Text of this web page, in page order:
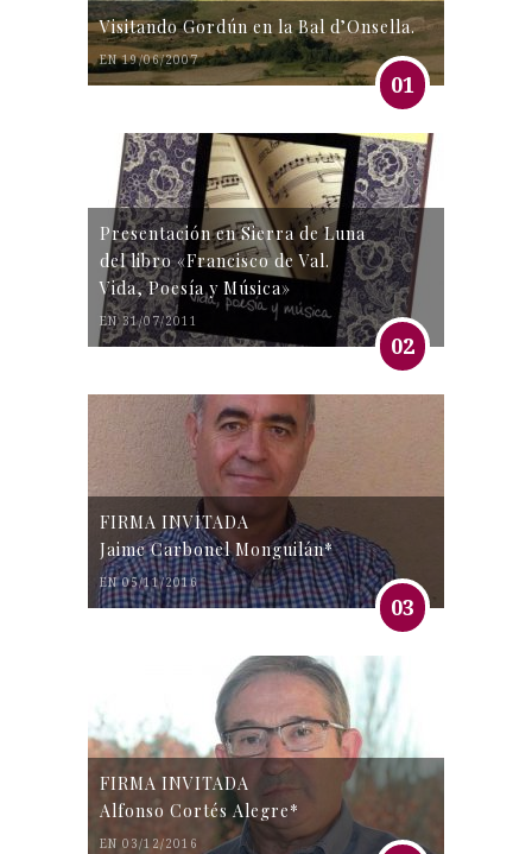
Visitando Gordún en la Bal d’Onsella.
EN 19/06/2007
01
Presentación en Sierra de Luna
del libro «Francisco de Val.
Vida, Poesía y Música»
EN 31/07/2011
02
FIRMA INVITADA
Jaime Carbonel Monguilán*
EN 05/11/2016
03
FIRMA INVITADA
Alfonso Cortés Alegre*
EN 03/12/2016